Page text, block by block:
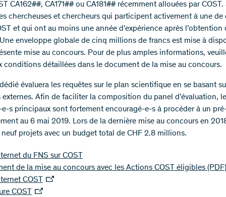
CA162##, CA171## ou CA181## récemment allouées par
chercheuses et chercheurs qui participent activement à une de
et qui ont au moins une année d’expérience après l’obtention
enveloppe globale de cinq millions de francs est mise à
mise au concours. Pour de plus amples informations,
conditions détaillées dans le document de la mise au concours.
évaluera les requêtes sur le plan scientifique en se basant
externes. Afin de faciliter la composition du panel d’évaluation,
e-s principaux sont fortement encouragé-e-s à procéder à un
au 6 mai 2019. Lors de la dernière mise au concours en
projets avec un budget total de CHF 2.8 millions.​​​
du FNS sur COST
de la mise au concours avec les Actions COST éligibles (PDF)
COST
COST